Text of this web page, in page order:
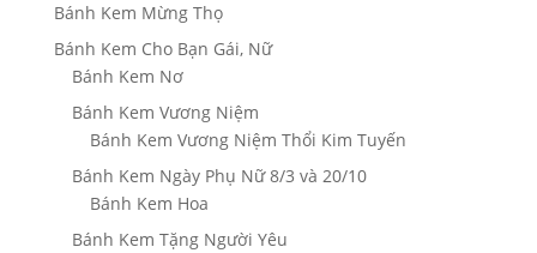
Bánh Kem Mừng Thọ
Bánh Kem Cho Bạn Gái, Nữ
Bánh Kem Nơ
Bánh Kem Vương Niệm
Bánh Kem Vương Niệm Thổi Kim Tuyến
Bánh Kem Ngày Phụ Nữ 8/3 và 20/10
Bánh Kem Hoa
Bánh Kem Tặng Người Yêu